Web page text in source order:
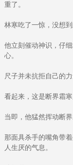
重了。
林寒吃了一惊，没想
他立刻催动神识，仔
心。
尺子并未抗拒自己的力
看起来，这是断界霜寒
当即，他猛然挥动断
那面具杀手的嘴角带
人生厌的气息。